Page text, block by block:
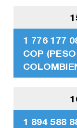
1 776 177
COP (PESO
1 894 588